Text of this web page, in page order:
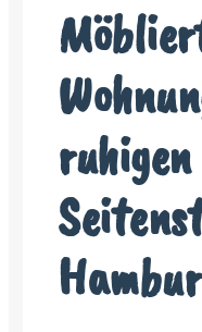
ruhigen